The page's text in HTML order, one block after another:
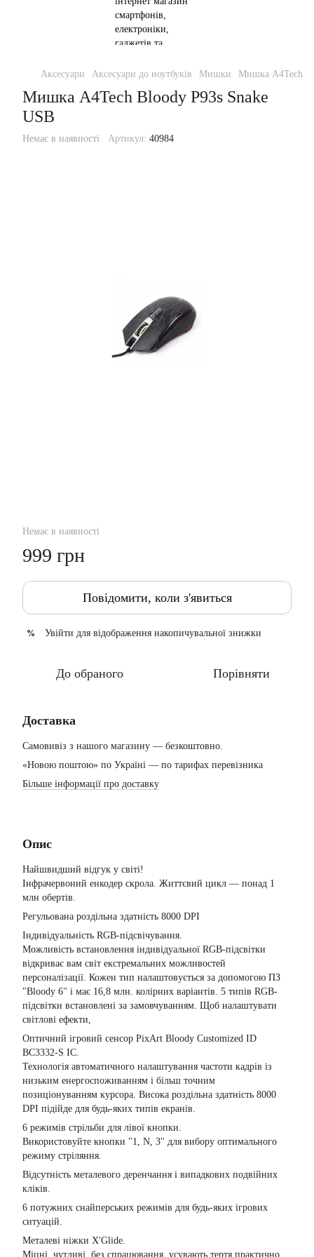
Аксесуари Аксесуари до ноутбуків Мишки Мишка A4Tech
Мишка A4Tech Bloody P93s Snake
USB
Немає в наявності Артикул: 40984
Немає в наявності
999 грн
Повідомити, коли з'явиться
% Увійти для відображення накопичувальної знижки
До обраного Порівняти
Доставка
Самовивіз з нашого магазину — безкоштовно.
«Новою поштою» по Україні — по тарифах перевізника
Більше інформації про доставку
Опис
Найшвидший відгук у світі!
Інфрачервоний енкодер скрола. Життєвий цикл — понад 1
млн обертів.
Регульована роздільна здатність 8000 DPI
Індивідуальність RGB-підсвічування.
Можливість встановлення індивідуальної RGB-підсвітки
відкриває вам світ екстремальних можливостей
персоналізації. Кожен тип налаштовується за допомогою ПЗ
"Bloody 6" і має 16,8 млн. колірних варіантів. 5 типів RGB-
підсвітки встановлені за замовчуванням. Щоб налаштувати
світлові ефекти,
Оптичний ігровий сенсор PixArt Bloody Customized ID
BC3332-S IC.
Технологія автоматичного налаштування частоти кадрів із
низьким енергоспоживанням і більш точним
позиціонуванням курсора. Висока роздільна здатність 8000
DPI підійде для будь-яких типів екранів.
6 режимів стрільби для лівої кнопки.
Використовуйте кнопки "1, N, 3" для вибору оптимального
режиму стріляння.
Відсутність металевого деренчання і випадкових подвійних
кліків.
6 потужних снайперських режимів для будь-яких ігрових
ситуацій.
Металеві ніжки X'Glide.
Міцні, чутливі, без спрацювання, усувають тертя практично